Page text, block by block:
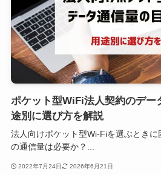
ポケット型WiFi法人契約のデー
途別に選び方を解説
法人向けポケット型Wi-Fiを選ぶとき
の通信量は必要か？...
2022年7月24日 2026年6月21日